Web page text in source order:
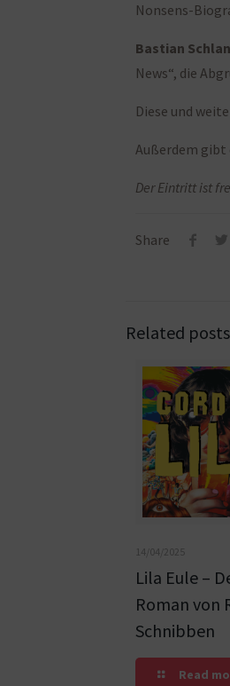
Nonsens-
Bastian
News“, die
Diese und
Außerdem gibt
Der Eintritt ist
Share
Related posts
14/04/2025
Lila Eule –
Roman von
Schnibben
Read